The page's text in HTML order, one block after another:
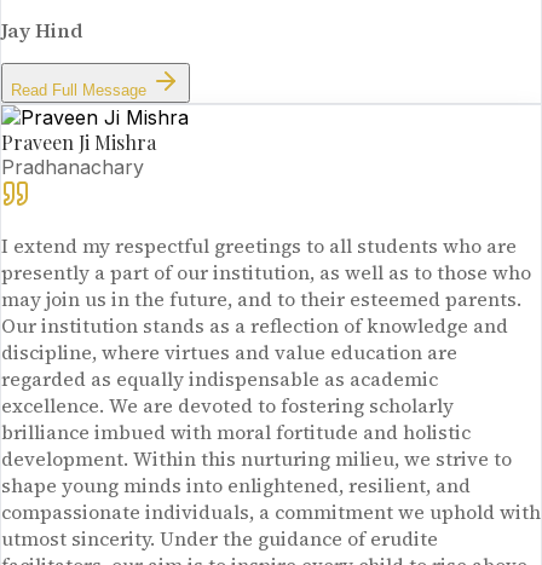
Jay Hind
Read Full Message
Praveen Ji Mishra
Pradhanachary
I extend my respectful greetings to all students who are
presently a part of our institution, as well as to those who
may join us in the future, and to their esteemed parents.
Our institution stands as a reflection of knowledge and
discipline, where virtues and value education are
regarded as equally indispensable as academic
excellence. We are devoted to fostering scholarly
brilliance imbued with moral fortitude and holistic
development. Within this nurturing milieu, we strive to
shape young minds into enlightened, resilient, and
compassionate individuals, a commitment we uphold with
utmost sincerity. Under the guidance of erudite